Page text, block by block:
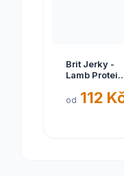
Brit Jerky -
Lamb Protein
od 112